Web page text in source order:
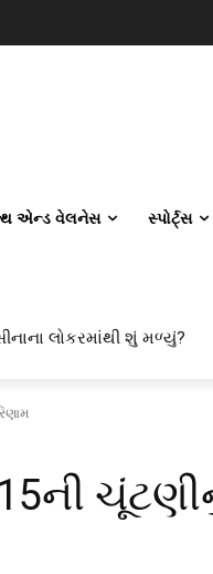
એન્ડ વેલનેસ સ્પોર્ટ્સ
લોકરમાંથી શું મળ્યું?